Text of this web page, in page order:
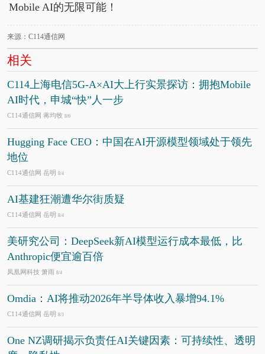
Mobile AI的无限可能！
来源：C114通信网
相关
C114上海电信5G-A×AI大上行实景探访：拥抱Mobile
AI时代，申城“快”人一步
C114通信网 蒋均牧 8/6
Hugging Face CEO：中国在AI开源模型领域处于领先
地位
C114通信网 岳明 8/4
AI基建狂潮遭华尔街质疑
C114通信网 岳明 8/4
美研究公司：DeepSeek新AI模型运行成本最低，比
Anthropic便宜逾百倍
凤凰网科技 箫雨 8/4
Omdia：AI将推动2026年半导体收入暴增94.1%
C114通信网 岳明 8/3
One NZ调研揭示负责任AI关键因素：可持续性、透明